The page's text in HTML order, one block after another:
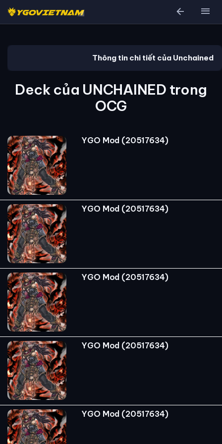
arrow_back menu
Thông tin chi tiết của Unchained
Deck của UNCHAINED trong
OCG
YGO Mod (20517634)
YGO Mod (20517634)
YGO Mod (20517634)
YGO Mod (20517634)
YGO Mod (20517634)